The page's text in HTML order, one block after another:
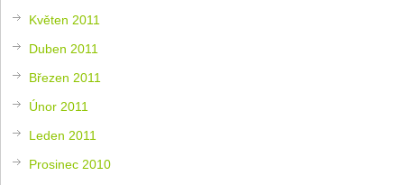
Květen 2011
Duben 2011
Březen 2011
Únor 2011
Leden 2011
Prosinec 2010